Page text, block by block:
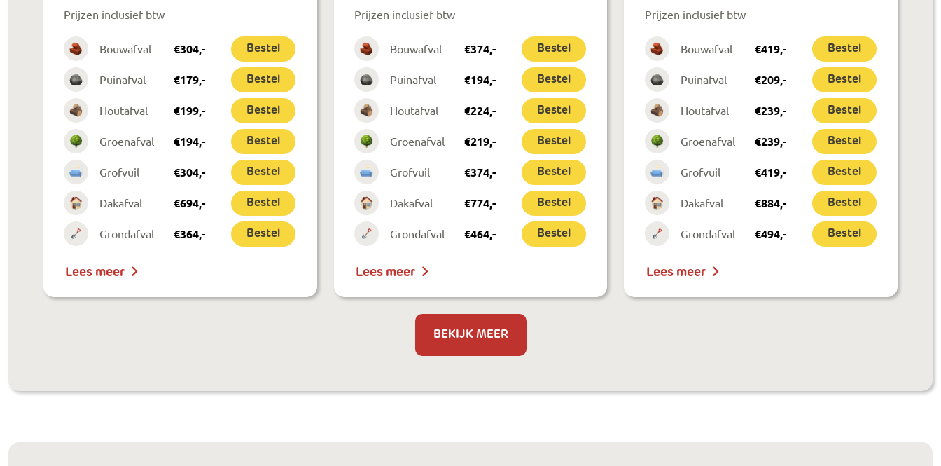
Prijzen inclusief btw
Bouwafval €304,- Bestel
Puinafval €179,- Bestel
Houtafval €199,- Bestel
Groenafval €194,- Bestel
Grofvuil €304,- Bestel
Dakafval €694,- Bestel
Grondafval €364,- Bestel
Lees meer
Prijzen inclusief btw
Bouwafval €374,- Bestel
Puinafval €194,- Bestel
Houtafval €224,- Bestel
Groenafval €219,- Bestel
Grofvuil €374,- Bestel
Dakafval €774,- Bestel
Grondafval €464,- Bestel
Lees meer
Prijzen inclusief btw
Bouwafval €419,- Bestel
Puinafval €209,- Bestel
Houtafval €239,- Bestel
Groenafval €239,- Bestel
Grofvuil €419,- Bestel
Dakafval €884,- Bestel
Grondafval €494,- Bestel
Lees meer
BEKIJK MEER